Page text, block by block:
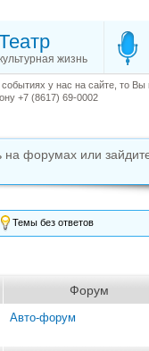
жизнь
у нас на сайте, то Вы
+7 (8617) 69-0002
на форумах или
Темы без ответов
Форум
Авто-форум